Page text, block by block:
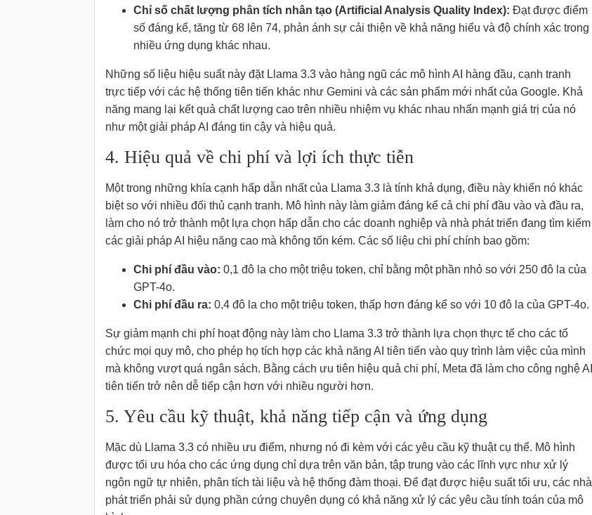
Chỉ số chất lượng phân tích nhân tạo (Artificial Analysis Quality Index): Đạt được điểm
số đáng kể, tăng từ 68 lên 74, phản ánh sự cải thiện về khả năng hiểu và độ chính xác trong
nhiều ứng dụng khác nhau.
Những số liệu hiệu suất này đặt Llama 3.3 vào hàng ngũ các mô hình AI hàng đầu, cạnh tranh
trực tiếp với các hệ thống tiên tiến khác như Gemini và các sản phẩm mới nhất của Google. Khả
năng mang lại kết quả chất lượng cao trên nhiều nhiệm vụ khác nhau nhấn mạnh giá trị của nó
như một giải pháp AI đáng tin cậy và hiệu quả.
4. Hiệu quả về chi phí và lợi ích thực tiễn
Một trong những khía cạnh hấp dẫn nhất của Llama 3.3 là tính khả dụng, điều này khiến nó khác
biệt so với nhiều đối thủ cạnh tranh. Mô hình này làm giảm đáng kể cả chi phí đầu vào và đầu ra,
làm cho nó trở thành một lựa chọn hấp dẫn cho các doanh nghiệp và nhà phát triển đang tìm kiếm
các giải pháp AI hiệu năng cao mà không tốn kém. Các số liệu chi phí chính bao gồm:
Chi phí đầu vào: 0,1 đô la cho một triệu token, chỉ bằng một phần nhỏ so với 250 đô la của
GPT-4o.
Chi phí đầu ra: 0,4 đô la cho một triệu token, thấp hơn đáng kể so với 10 đô la của GPT-4o.
Sự giảm mạnh chi phí hoạt động này làm cho Llama 3.3 trở thành lựa chọn thực tế cho các tổ
chức mọi quy mô, cho phép họ tích hợp các khả năng AI tiên tiến vào quy trình làm việc của mình
mà không vượt quá ngân sách. Bằng cách ưu tiên hiệu quả chi phí, Meta đã làm cho công nghệ AI
tiên tiến trở nên dễ tiếp cận hơn với nhiều người hơn.
5. Yêu cầu kỹ thuật, khả năng tiếp cận và ứng dụng
Mặc dù Llama 3.3 có nhiều ưu điểm, nhưng nó đi kèm với các yêu cầu kỹ thuật cụ thể. Mô hình
được tối ưu hóa cho các ứng dụng chỉ dựa trên văn bản, tập trung vào các lĩnh vực như xử lý
ngôn ngữ tự nhiên, phân tích tài liệu và hệ thống đàm thoại. Để đạt được hiệu suất tối ưu, các nhà
phát triển phải sử dụng phần cứng chuyên dụng có khả năng xử lý các yêu cầu tính toán của mô